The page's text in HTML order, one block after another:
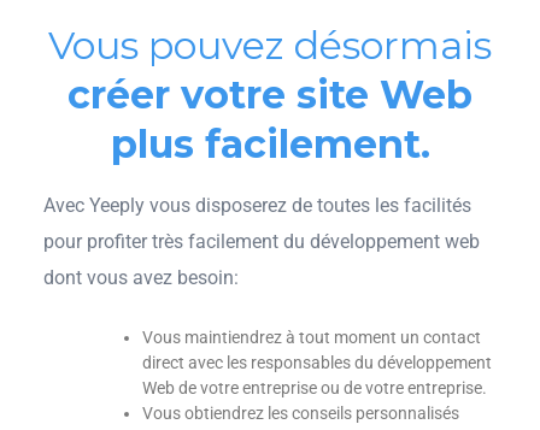
Vous pouvez désormais
créer votre site Web
plus facilement.
Avec Yeeply vous disposerez de toutes les facilités
pour profiter très facilement du développement web
dont vous avez besoin:
Vous maintiendrez à tout moment un contact
direct avec les responsables du développement
Web de votre entreprise ou de votre entreprise.
Vous obtiendrez les conseils personnalisés